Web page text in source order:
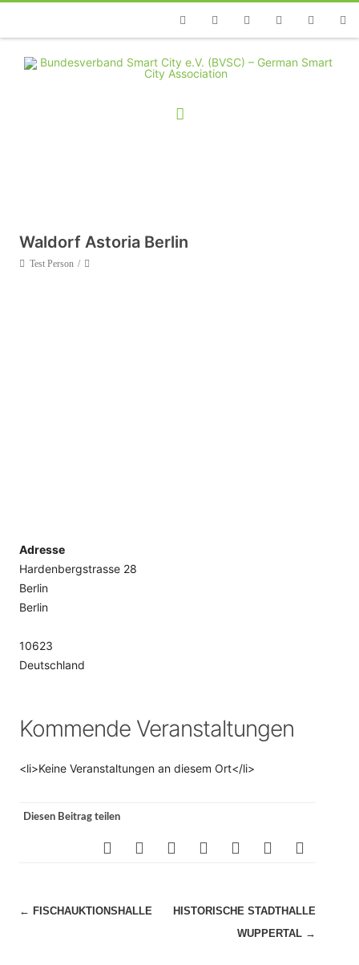
TelefonFacebookTwitterYoutubeInstagramLinkedin
Waldorf Astoria Berlin
Test Person
Adresse
Hardenbergstrasse 28
Berlin
Berlin
10623
Deutschland
Kommende Veranstaltungen
<li>Keine Veranstaltungen an diesem Ort</li>
Diesen Beitrag teilen
Beitragsnavigation
← FISCHAUKTIONSHALLE
HISTORISCHE STADTHALLE
WUPPERTAL →